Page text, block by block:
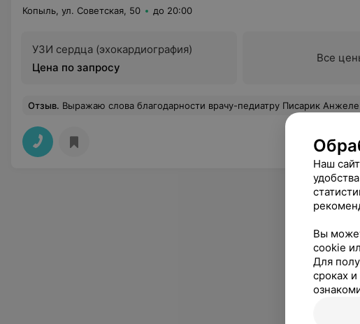
Копыль, ул. Советская, 50 до 20:00
УЗИ сердца (эхокардиография)
Цена по запросу
Все
Отзыв. Выражаю слова благодарности врачу-педиатру Писарик Анжеле Владимировне.Спасибо ей за внимательное,чуткое и трепетное отношение к своим маленьким пациентам.С родителями всегда вежлива и внимательна! Прошу руководство
Наш
Вы
cookie
Для
сроках